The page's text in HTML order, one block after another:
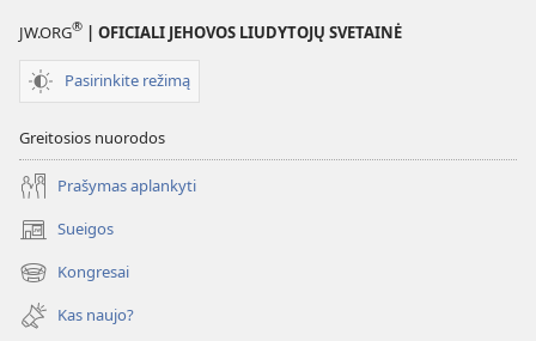
JW.ORG® | OFICIALI JEHOVOS LIUDYTOJŲ SVETAINĖ
Pasirinkite režimą
Greitosios nuorodos
Prašymas aplankyti
Sueigos
(atsiveria
naujas
langas)
Kongresai
(atsiveria
naujas
langas)
Kas naujo?